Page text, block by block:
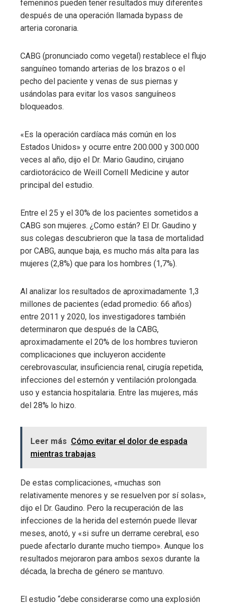
femeninos pueden tener resultados muy diferentes
después de una operación llamada bypass de
arteria coronaria.
CABG (pronunciado como vegetal) restablece el flujo
sanguíneo tomando arterias de los brazos o el
pecho del paciente y venas de sus piernas y
usándolas para evitar los vasos sanguíneos
bloqueados.
«Es la operación cardíaca más común en los
Estados Unidos» y ocurre entre 200.000 y 300.000
veces al año, dijo el Dr. Mario Gaudino, cirujano
cardiotorácico de Weill Cornell Medicine y autor
principal del estudio.
Entre el 25 y el 30% de los pacientes sometidos a
CABG son mujeres. ¿Como están? El Dr. Gaudino y
sus colegas descubrieron que la tasa de mortalidad
por CABG, aunque baja, es mucho más alta para las
mujeres (2,8%) que para los hombres (1,7%).
Al analizar los resultados de aproximadamente 1,3
millones de pacientes (edad promedio: 66 años)
entre 2011 y 2020, los investigadores también
determinaron que después de la CABG,
aproximadamente el 20% de los hombres tuvieron
complicaciones que incluyeron accidente
cerebrovascular, insuficiencia renal, cirugía repetida,
infecciones del esternón y ventilación prolongada.
uso y estancia hospitalaria. Entre las mujeres, más
del 28% lo hizo.
Leer más Cómo evitar el dolor de espada
mientras trabajas
De estas complicaciones, «muchas son
relativamente menores y se resuelven por sí solas»,
dijo el Dr. Gaudino. Pero la recuperación de las
infecciones de la herida del esternón puede llevar
meses, anotó, y «si sufre un derrame cerebral, eso
puede afectarlo durante mucho tiempo». Aunque los
resultados mejoraron para ambos sexos durante la
década, la brecha de género se mantuvo.
El estudio “debe considerarse como una explosión